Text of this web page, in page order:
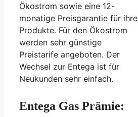
Ökostrom sowie eine 12-
monatige Preisgarantie für ihre
Produkte. Für den Ökostrom
werden sehr günstige
Preistarife angeboten. Der
Wechsel zur Entega ist für
Neukunden sehr einfach.
Entega Gas Prämie: